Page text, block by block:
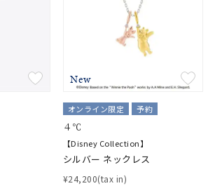
New
オンライン限定 予約
４℃
【Disney Collection】
シルバー ネックレス
¥24,200(tax in)